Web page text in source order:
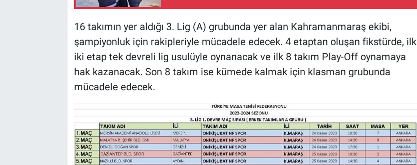
16 takımın yer aldığı 3. Lig (A) grubunda yer alan Kahramanmaraş ekibi,
şampiyonluk için rakipleriyle mücadele edecek. 4 etaptan oluşan fikstürde, ilk
iki etap tek devreli lig usulüyle oynanacak ve ilk 8 takım Play-Off oynamaya
hak kazanacak. Son 8 takım ise kümede kalmak için klasman grubunda
mücadele edecek.